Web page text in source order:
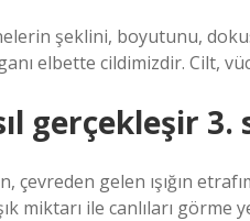
şeklini, boyutunu,
elbette cildimizdir. Cilt,
gerçekleşir 3.
çevreden gelen ışığın
miktarı ile canlıları